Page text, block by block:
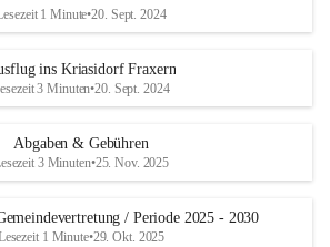
1 Minute•20. Sept. 2024
ins Kriasidorf Fraxern
3 Minuten•20. Sept. 2024
Abgaben & Gebühren
3 Minuten•25. Nov. 2025
/ Periode 2025 - 2030
1 Minute•29. Okt. 2025